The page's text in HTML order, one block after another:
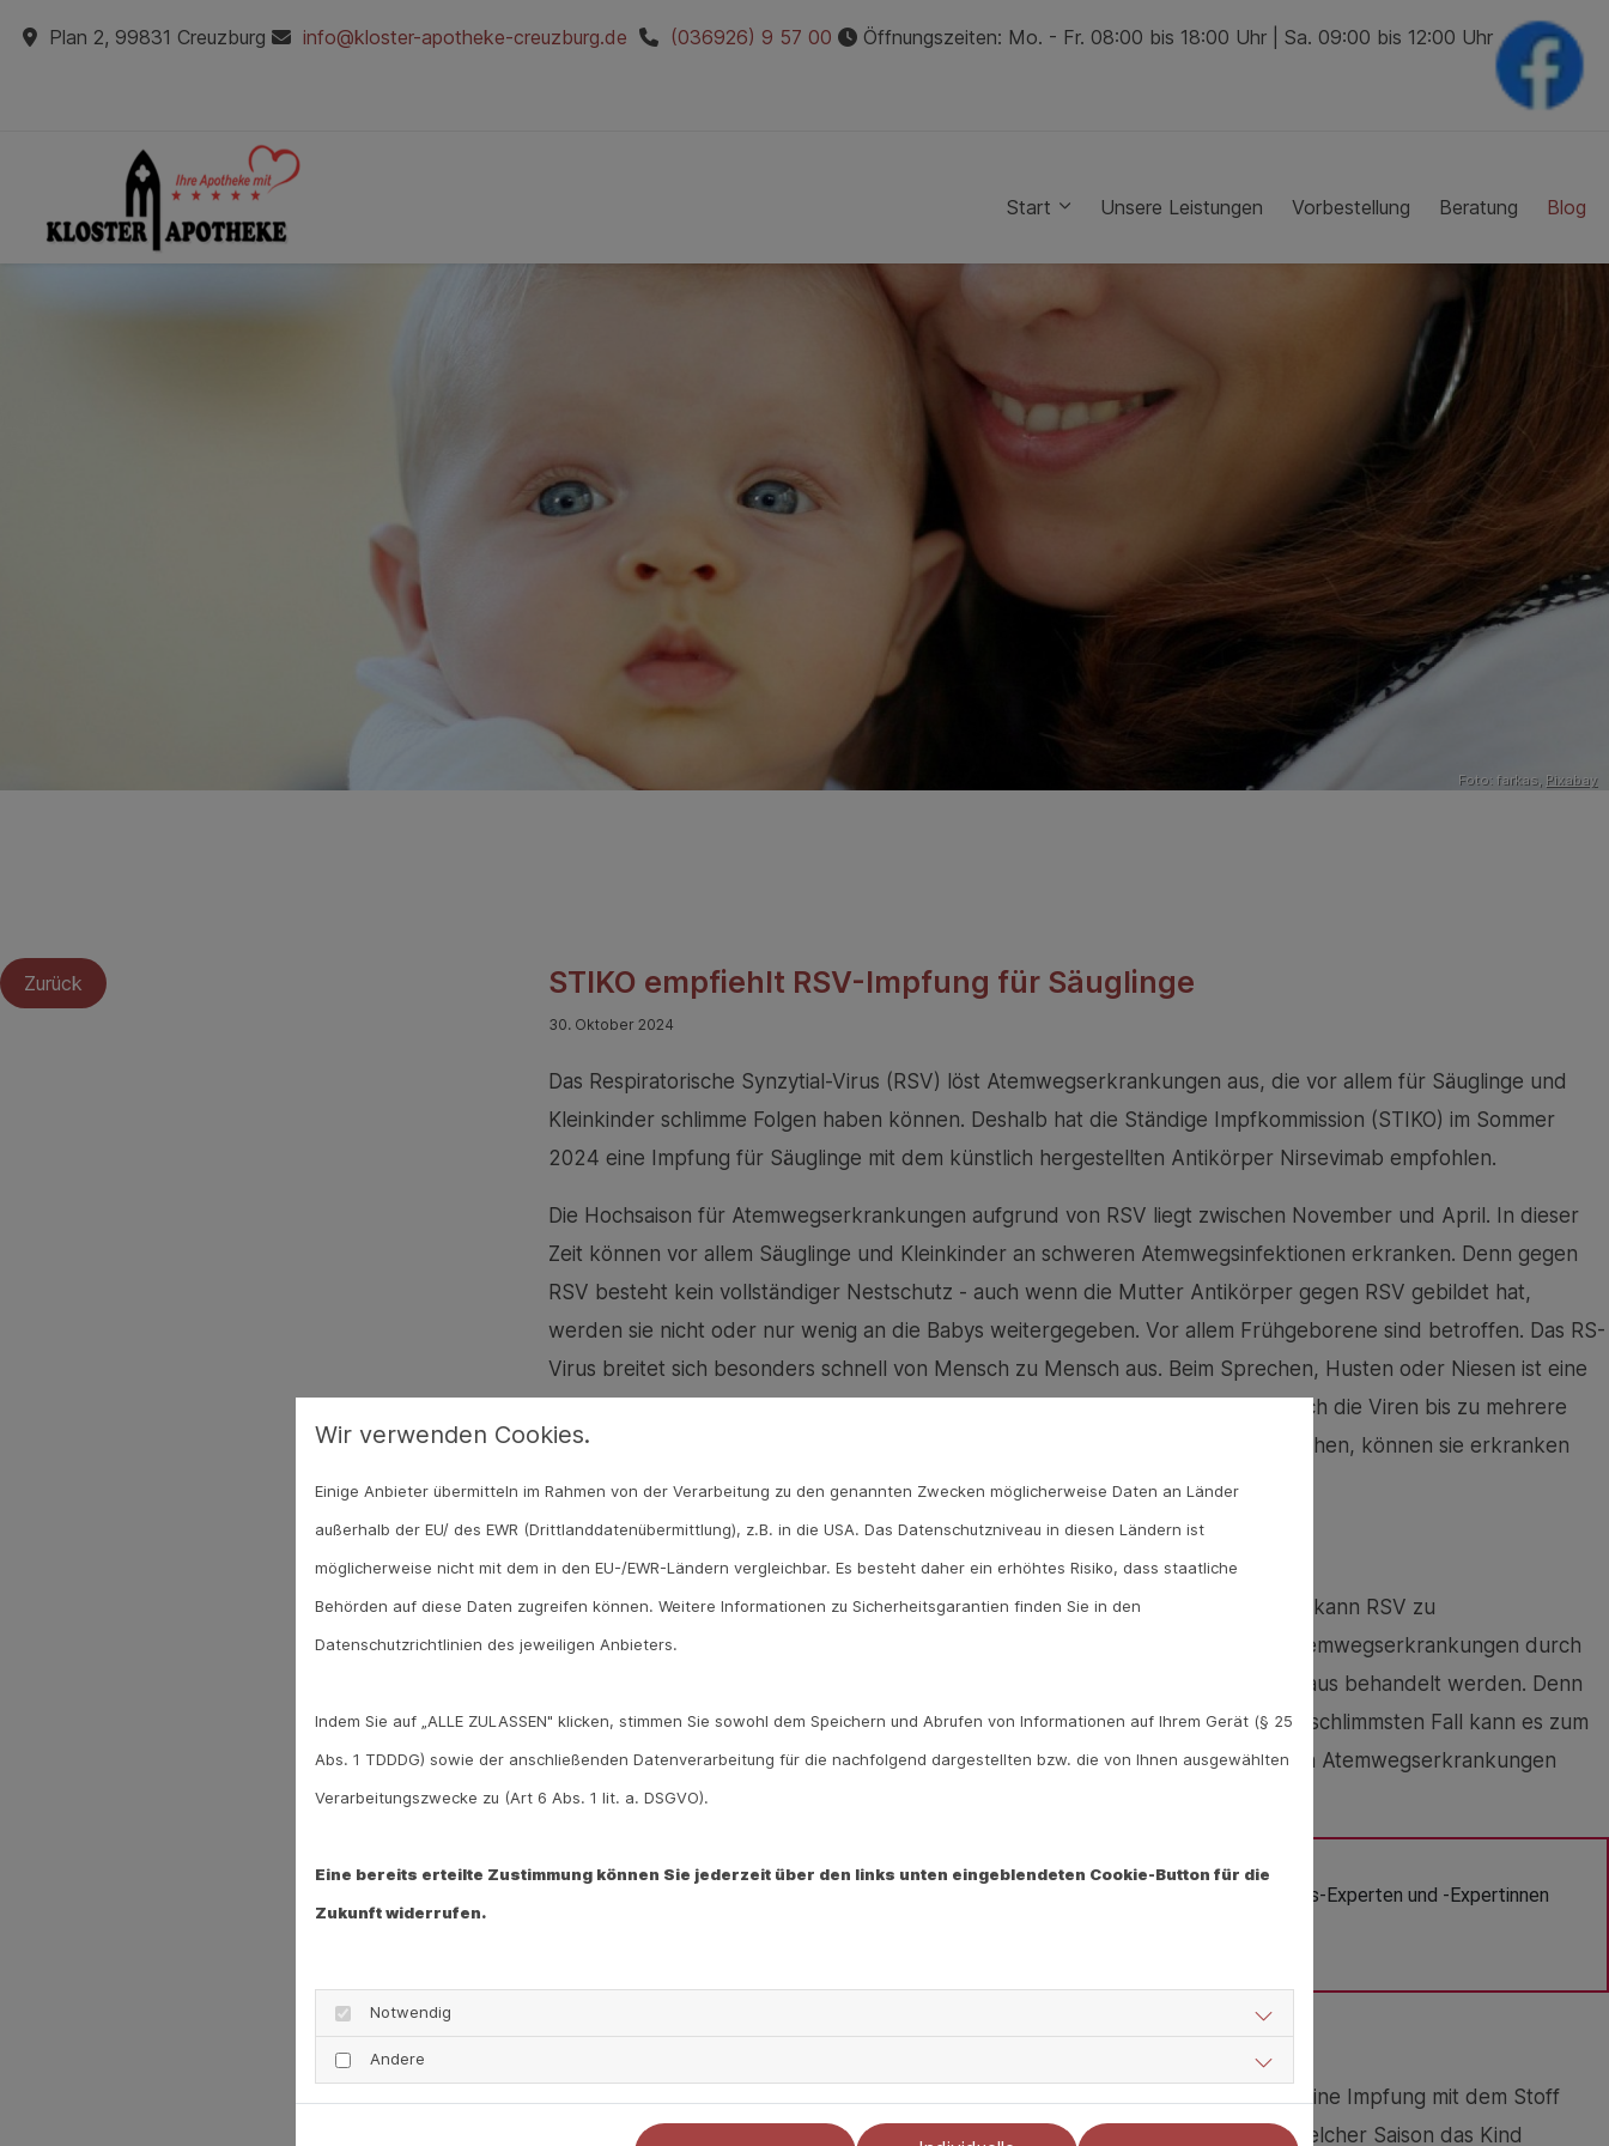
Plan 2, 99831 Creuzburg info@kloster-apotheke-creuzburg.de (036926) 9 57 00 Öffnungszeiten: Mo. - Fr. 08:00 bis 18:00 Uhr | Sa. 09:00 bis 12:00 Uhr
Start Unsere Leistungen Vorbestellung Beratung Blog
Foto: farkas, Pixabay
Zurück STIKO empfiehlt RSV-Impfung für Säuglinge
30. Oktober 2024
Das Respiratorische Synzytial-Virus (RSV) löst Atemwegserkrankungen aus, die vor allem für Säuglinge und
Kleinkinder schlimme Folgen haben können. Deshalb hat die Ständige Impfkommission (STIKO) im Sommer
2024 eine Impfung für Säuglinge mit dem künstlich hergestellten Antikörper Nirsevimab empfohlen.
Die Hochsaison für Atemwegserkrankungen aufgrund von RSV liegt zwischen November und April. In dieser
Zeit können vor allem Säuglinge und Kleinkinder an schweren Atemwegsinfektionen erkranken. Denn gegen
RSV besteht kein vollständiger Nestschutz - auch wenn die Mutter Antikörper gegen RSV gebildet hat,
werden sie nicht oder nur wenig an die Babys weitergegeben. Vor allem Frühgeborene sind betroffen. Das RS-
Virus breitet sich besonders schnell von Mensch zu Mensch aus. Beim Sprechen, Husten oder Niesen ist eine
Tröpfcheninfektion möglich, auch auf Gegenständen oder Oberflächen halten sich die Viren bis zu mehrere
Stunden. Wenn die Viren die Schleimhäute von Kindern und Erwachsenen erreichen, können sie erkranken
und innerhalb von kurzer Zeit die Viren auch an weitere Menschen abgeben.
Impfung mit Nirsevimab seit 2024 empfohlen
Deshalb erkranken vom Herbst bis zum Frühling viele Menschen. In jedem Alter kann RSV zu
Atemwegserkrankungen führen. Doch bei Babys und Kleinkindern sind diese Atemwegserkrankungen durch
RSV besonders gefährlich, bei einem schweren Verlauf müssen sie im Krankenhaus behandelt werden. Denn
wenn der Sauerstoffgehalt im Blut weit abfällt, ist eine Beatmung notwendig. Im schlimmsten Fall kann es zum
Tod des Kindes kommen. Da es in der Saison zu sehr vielen Fällen von schweren Atemwegserkrankungen
durch RSV kommt, sind die Säuglings- und Kinderstationen oft überlastet.
Sie haben Fragen zum Thema RSV oder Kindergesundheit im Allgemeinen? Gesundheits-Experten und -Expertinnen
Impfzeitpunkt je nach Saison
Um die schlimmen Erkrankungen zu verhindern, empfiehlt die STIKO seit 2024 eine Impfung mit dem Stoff
Nirsevimab, der unter dem Namen Beyfortus vertrieben wird. Je nachdem, in welcher Saison das Kind
Wir verwenden Cookies.
Einige Anbieter übermitteln im Rahmen von der Verarbeitung zu den genannten Zwecken möglicherweise Daten an Länder
außerhalb der EU/ des EWR (Drittlanddatenübermittlung), z.B. in die USA. Das Datenschutzniveau in diesen Ländern ist
möglicherweise nicht mit dem in den EU-/EWR-Ländern vergleichbar. Es besteht daher ein erhöhtes Risiko, dass staatliche
Behörden auf diese Daten zugreifen können. Weitere Informationen zu Sicherheitsgarantien finden Sie in den
Datenschutzrichtlinien des jeweiligen Anbieters.
Indem Sie auf „ALLE ZULASSEN" klicken, stimmen Sie sowohl dem Speichern und Abrufen von Informationen auf Ihrem Gerät (§ 25
Abs. 1 TDDDG) sowie der anschließenden Datenverarbeitung für die nachfolgend dargestellten bzw. die von Ihnen ausgewählten
Verarbeitungszwecke zu (Art 6 Abs. 1 lit. a. DSGVO).
Eine bereits erteilte Zustimmung können Sie jederzeit über den links unten eingeblendeten Cookie-Button für die
Zukunft widerrufen.
Notwendig
Andere